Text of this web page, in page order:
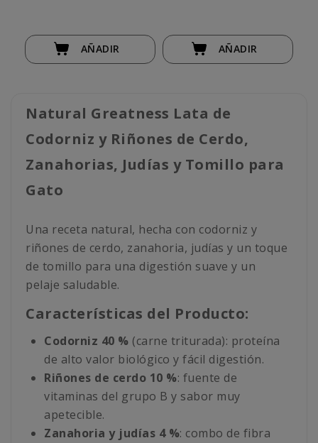
AÑADIR AÑADIR
Natural Greatness Lata de
Codorniz y Riñones de Cerdo,
Zanahorias, Judías y Tomillo para
Gato
Una receta natural, hecha con codorniz y
riñones de cerdo, zanahoria, judías y un toque
de tomillo para una digestión suave y un
pelaje saludable.
Características del Producto:
Codorniz 40 % (carne triturada): proteína
de alto valor biológico y fácil digestión.
Riñones de cerdo 10 %: fuente de
vitaminas del grupo B y sabor muy
apetecible.
Zanahoria y judías 4 %: combo de fibra